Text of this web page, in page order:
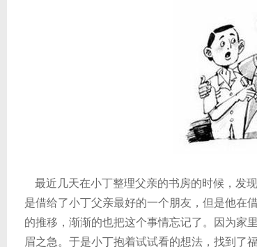
最近几天在小丁整理父亲的书房的时候，发
是借给了小丁父亲最好的一个朋友，但是他在
的推移，渐渐的也把这个事情忘记了。因为家
眉之急。于是小丁抱着试试看的想法，找到了